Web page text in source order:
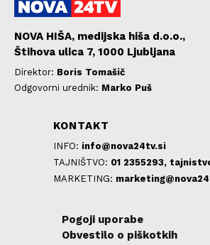
NOVA HIŠA, medijska hiša d.o.o.,
Štihova ulica 7, 1000 Ljubljana
Direktor: Boris Tomašič
Odgovorni urednik: Marko Puš
KONTAKT
INFO: info@nova24tv.si
TAJNIŠTVO: 01 2355293,
MARKETING:
Pogoji uporabe
Obvestilo o piškotkih